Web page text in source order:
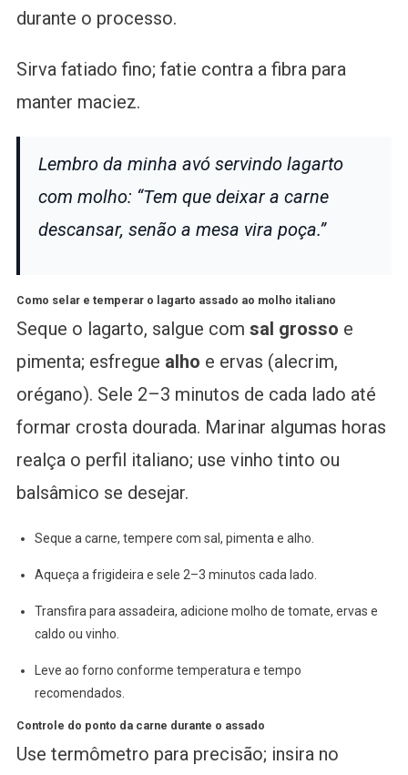
durante o processo.
Sirva fatiado fino; fatie contra a fibra para
manter maciez.
Lembro da minha avó servindo lagarto
com molho: “Tem que deixar a carne
descansar, senão a mesa vira poça.”
Como selar e temperar o lagarto assado ao molho italiano
Seque o lagarto, salgue com sal grosso e
pimenta; esfregue alho e ervas (alecrim,
orégano). Sele 2–3 minutos de cada lado até
formar crosta dourada. Marinar algumas horas
realça o perfil italiano; use vinho tinto ou
balsâmico se desejar.
Seque a carne, tempere com sal, pimenta e alho.
Aqueça a frigideira e sele 2–3 minutos cada lado.
Transfira para assadeira, adicione molho de tomate, ervas e
caldo ou vinho.
Leve ao forno conforme temperatura e tempo
recomendados.
Controle do ponto da carne durante o assado
Use termômetro para precisão; insira no